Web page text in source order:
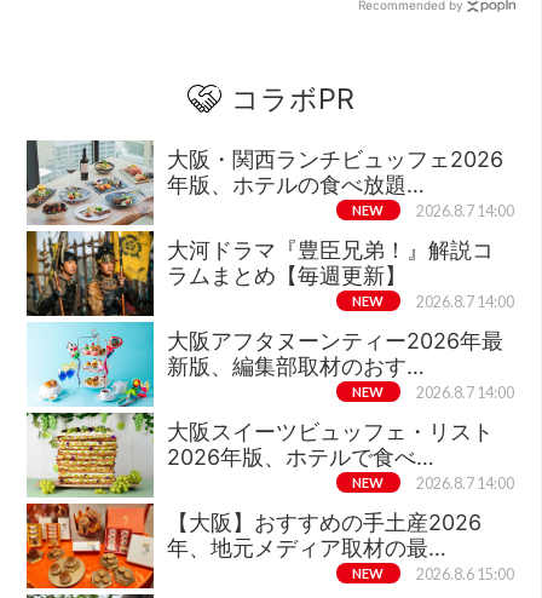
Recommended by
コラボPR
大阪・関西ランチビュッフェ2026
年版、ホテルの食べ放題…
NEW 2026.8.7 14:00
大河ドラマ『豊臣兄弟！』解説コ
ラムまとめ【毎週更新】
NEW 2026.8.7 14:00
大阪アフタヌーンティー2026年最
新版、編集部取材のおす…
NEW 2026.8.7 14:00
大阪スイーツビュッフェ・リスト
2026年版、ホテルで食べ…
NEW 2026.8.7 14:00
【大阪】おすすめの手土産2026
年、地元メディア取材の最…
NEW 2026.8.6 15:00